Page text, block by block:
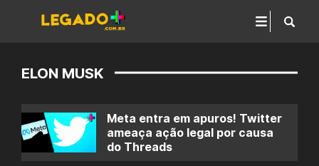
ELON MUSK
Meta entra em apuros! Twitter
ameaça ação legal por causa
do Threads